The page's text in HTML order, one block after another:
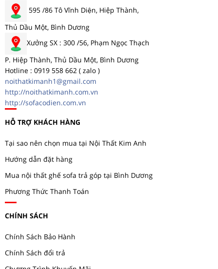
595 /86 Tô Vĩnh Diện, Hiệp Thành,
Thủ Dầu Một, Bình Dương
Xưởng SX : 300 /56, Phạm Ngọc Thạch
P. Hiệp Thành, Thủ Dầu Một, Bình Dương
Hotline : 0919 558 662 ( zalo )
noithatkimanh1@gmail.com
http://noithatkimanh.com.vn
http://sofacodien.com.vn
HỖ TRỢ KHÁCH HÀNG
Tại sao nên chọn mua tại Nội Thất Kim Anh
Hướng dẫn đặt hàng
Mua nội thất ghế sofa trả góp tại Bình Dương
Phương Thức Thanh Toán
CHÍNH SÁCH
Chính Sách Bảo Hành
Chính Sách đổi trả